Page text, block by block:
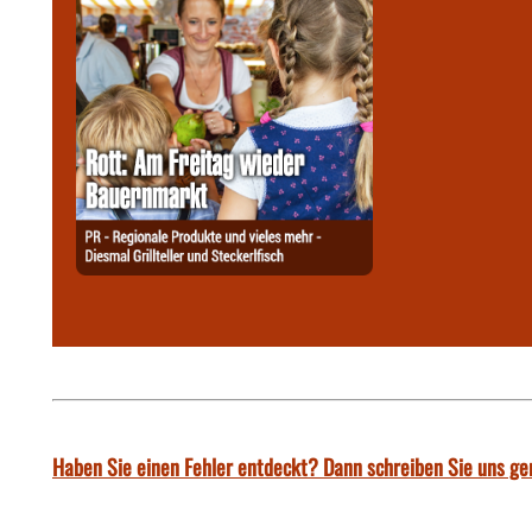
Haben Sie einen Fehler entdeckt? Dann schreiben Sie uns